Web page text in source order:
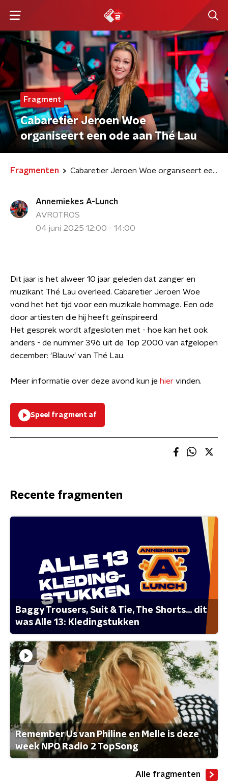
Fragment
Cabaretier Jeroen Woe
organiseert een ode aan Thé Lau
Fragmenten Cabaretier Jeroen Woe organiseert een ode aan Thé Lau
Annemiekes A-Lunch
AVROTROS
04 juni 2025 12:00 - 14:00
Dit jaar is het alweer 10 jaar geleden dat zanger en
muzikant Thé Lau overleed. Cabaretier Jeroen Woe
vond het het tijd voor een muzikale hommage. Een ode
door artiesten die hij heeft geïnspireerd.
Het gesprek wordt afgesloten met - hoe kan het ook
anders - de nummer 396 uit de Top 2000 van afgelopen
december: 'Blauw' van Thé Lau.
Meer informatie over deze avond kun je hier vinden.
Speel fragment af
Recente fragmenten
Baggy Trousers, Suit & Tie, The Shorts... dit
was Alle 13: Kledingstukken
Remember Us van Philine en Melle is deze
week NPO Radio 2 TopSong
Alle fragmenten